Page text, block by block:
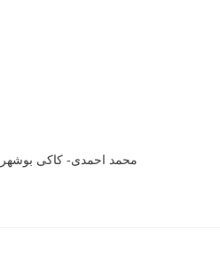
محمد احمدی- کاکی بوشهر